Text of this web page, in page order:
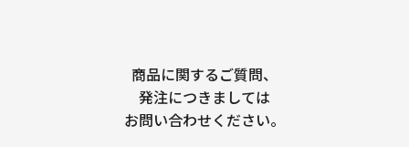
商品に関するご質問、
発注につきましては
お問い合わせください。